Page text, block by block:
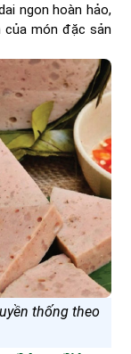
ngon hoàn hảo,
món đặc sản
thống theo